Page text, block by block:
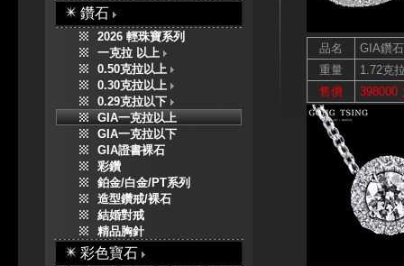
鑽石
2026 輕珠寶系列
一克拉 以上
0.50克拉以上
0.30克拉以上
0.29克拉以下
GIA一克拉以上
GIA一克拉以下
GIA證書裸石
彩鑽
鉑金/白金/PT系列
造型鑽戒/裸石
結婚對戒
精品胸針
彩色寶石
品名
GIA鑽
重量
1.72克
售價
398000